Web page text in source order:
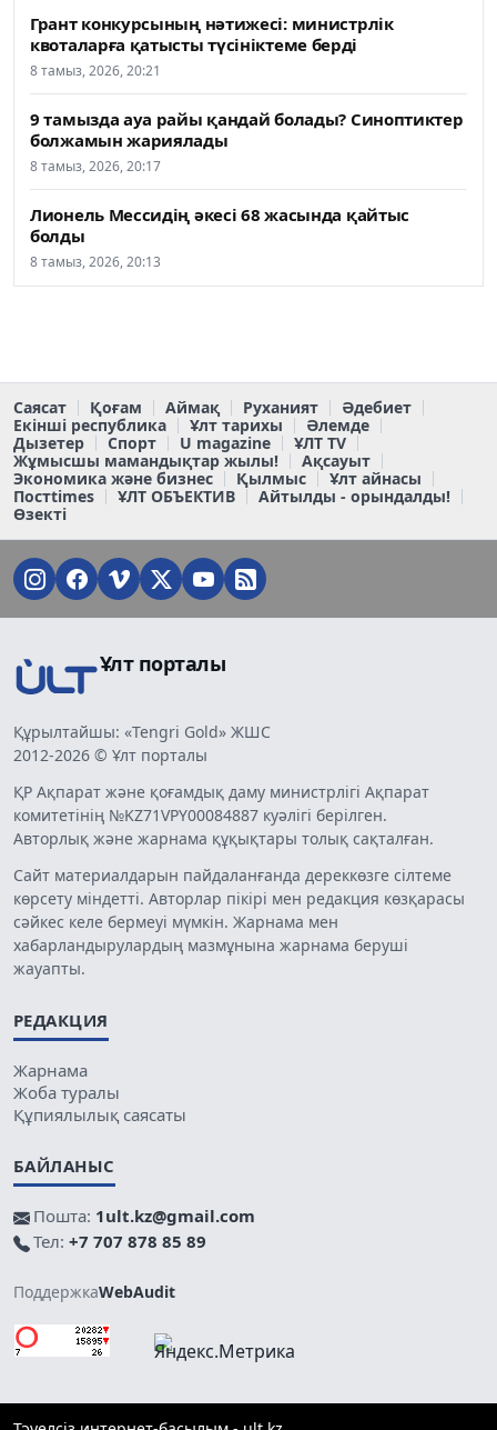
Грант конкурсының нәтижесі: министрлік
квоталарға қатысты түсініктеме берді
8 тамыз, 2026, 20:21
9 тамызда ауа райы қандай болады? Синоптиктер
болжамын жариялады
8 тамыз, 2026, 20:17
Лионель Мессидің әкесі 68 жасында қайтыс
болды
8 тамыз, 2026, 20:13
Саясат Қоғам Аймақ Руханият
Әдебиет
Екінші республика
Ұлт тарихы
Әлемде
Дызетер
Спорт U magazine
ҰЛТ TV
Жұмысшы мамандықтар жылы!
Ақсауыт
Экономика және бизнес
Қылмыс
Ұлт айнасы
Постtimes
ҰЛТ ОБЪЕКТИВ
Айтылды - орындалды!
Өзекті
Ұлт порталы
Құрылтайшы: «Tengri Gold» ЖШС
2012-2026 © Ұлт порталы
ҚР Ақпарат және қоғамдық даму министрлігі Ақпарат
комитетінің №KZ71VPY00084887 куәлігі берілген.
Авторлық және жарнама құқықтары толық сақталған.
Сайт материалдарын пайдаланғанда дереккөзге сілтеме
көрсету міндетті. Авторлар пікірі мен редакция көзқарасы
сәйкес келе бермеуі мүмкін. Жарнама мен
хабарландырулардың мазмұнына жарнама беруші
жауапты.
РЕДАКЦИЯ
Жарнама
Жоба туралы
Құпиялылық саясаты
БАЙЛАНЫС
Пошта: 1ult.kz@gmail.com
Тел: +7 707 878 85 89
ПоддержкаWebAudit